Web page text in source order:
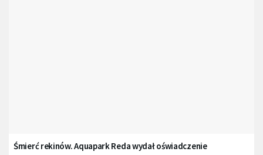
Śmierć rekinów. Aquapark Reda wydał oświadczenie